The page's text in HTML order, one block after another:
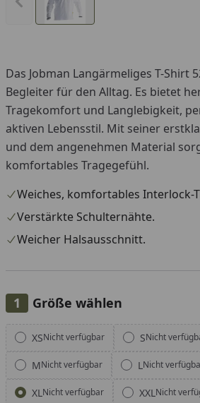
Das Jobman Langärmeliges T-Shirt
Begleiter für den Alltag. Es bietet
Tragekomfort und Langlebigkeit,
aktiven Lebensstil. Mit seiner
und dem angenehmen Material
komfortables Tragegefühl.
Weiches, komfortables Interlock-
Verstärkte Schulternähte.
Weicher Halsausschnitt.
Größe wählen
Alle anzeigen (7)
XSNicht verfügbar SNicht
MNicht verfügbar LNicht
XLNicht verfügbar XXLNicht